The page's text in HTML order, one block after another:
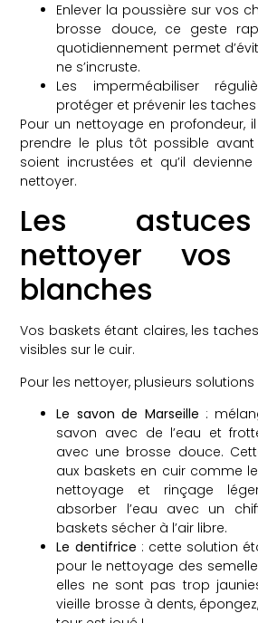
Enlever la poussière sur vos
brosse douce, ce geste
quotidiennement permet
ne s’incruste.
Les imperméabiliser
protéger et prévenir les taches
Pour un nettoyage en profondeur,
prendre le plus tôt possible
soient incrustées et qu’il
nettoyer.
Les
nettoyer vos
blanches
Vos baskets étant claires, les
visibles sur le cuir.
Pour les nettoyer, plusieurs
Le savon de Marseille :
savon avec de l’eau et
avec une brosse douce.
aux baskets en cuir comme
nettoyage et rinçage
absorber l’eau avec un
baskets sécher à l’air libre.
Le dentifrice : cette solution
pour le nettoyage des
elles ne sont pas trop
vieille brosse à dents,